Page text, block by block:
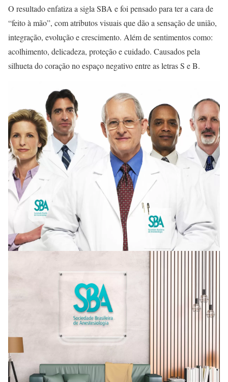
O resultado enfatiza a sigla SBA e foi pensado para ter a cara de
“feito à mão”, com atributos visuais que dão a sensação de união,
integração, evolução e crescimento. Além de sentimentos como:
acolhimento, delicadeza, proteção e cuidado. Causados pela
silhueta do coração no espaço negativo entre as letras S e B.